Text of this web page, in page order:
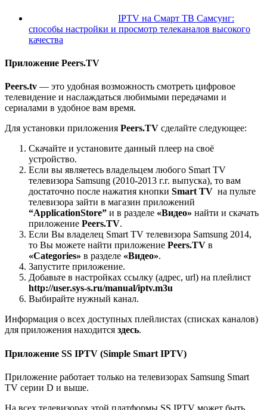
IPTV на Смарт ТВ Самсунг:
способы настройки и просмотр телеканалов высокого
качества
Приложение Peers.TV
Peers.tv — это удобная возможность смотреть цифровое
телевидение и наслаждаться любимыми передачами и
сериалами в удобное вам время.
Для установки приложения Peers.TV сделайте следующее:
Скачайте и установите данный плеер на своё
устройство.
Если вы являетесь владельцем любого Smart TV
телевизора Samsung (2010-2013 г.г. выпуска), то вам
достаточно после нажатия кнопки Smart TV на пульте
телевизора зайти в магазин приложений
“ApplicationStore” и в разделе «Видео» найти и скачать
приложение Peers.TV.
Если Вы владелец Smart TV телевизора Samsung 2014,
то Вы можете найти приложение Peers.TV в
«Сategories» в разделе «Видео».
Запустите приложение.
Добавьте в настройках ссылку (адрес, url) на плейлист
http://user.sys-s.ru/manual/iptv.m3u
Выбирайте нужный канал.
Информация о всех доступных плейлистах (списках каналов)
для приложения находится здесь.
Приложение SS IPTV (Simple Smart IPTV)
Приложение работает только на телевизорах Samsung Smart
TV серии D и выше.
На всех телевизорах этой платформы SS IPTV может быть